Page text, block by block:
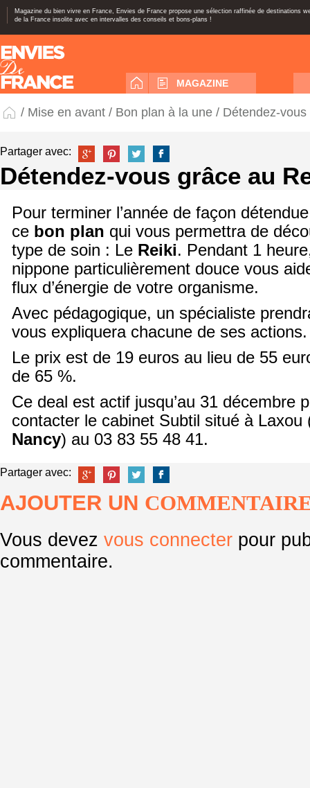
Magazine du bien vivre en France, Envies de France propose une sélection raffinée de destinations
de la France insolite avec en intervalles des conseils et bons-plans !
MAGAZINE
/ Mise en avant / Bon plan à la une / Détendez-
Partager avec:
Détendez-vous grâce au
Pour terminer l’année de façon
ce bon plan qui vous permettra de
type de soin : Le Reiki. Pendant 1
nippone particulièrement douce vous
flux d’énergie de votre organisme.
Avec pédagogique, un spécialiste
vous expliquera chacune de ses actions.
Le prix est de 19 euros au lieu de 55
de 65 %.
Ce deal est actif jusqu’au 31 décembre
contacter le cabinet Subtil situé à Laxou
Nancy) au 03 83 55 48 41.
Partager avec:
AJOUTER UN
Vous devez vous connecter pour
commentaire.